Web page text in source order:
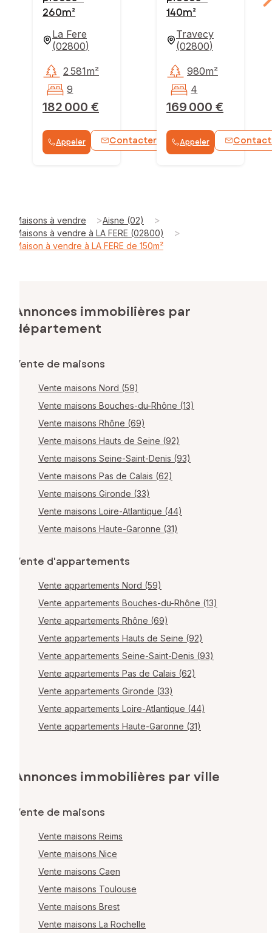
260m²
La Fere
(02800)
182 000 €
2 581m²
9
Appeler Contacter WhatsApp
140m²
Travecy
(02800)
169 000 €
980m²
4
Appeler
Maisons à vendre >Aisne (02) >
Maisons à vendre à LA FERE (02800) >
Maison à vendre à LA FERE de 150m²
Annonces immobilières par
département
Vente de maisons
Vente maisons Nord (59)
Vente maisons Bouches-du-Rhône (13)
Vente maisons Rhône (69)
Vente maisons Hauts de Seine (92)
Vente maisons Seine-Saint-Denis (93)
Vente maisons Pas de Calais (62)
Vente maisons Gironde (33)
Vente maisons Loire-Atlantique (44)
Vente maisons Haute-Garonne (31)
Vente d'appartements
Vente appartements Nord (59)
Vente appartements Bouches-du-Rhône (13)
Vente appartements Rhône (69)
Vente appartements Hauts de Seine (92)
Vente appartements Seine-Saint-Denis (93)
Vente appartements Pas de Calais (62)
Vente appartements Gironde (33)
Vente appartements Loire-Atlantique (44)
Vente appartements Haute-Garonne (31)
Annonces immobilières par ville
Vente de maisons
Vente maisons Reims
Vente maisons Nice
Vente maisons Caen
Vente maisons Toulouse
Vente maisons Brest
Vente maisons La Rochelle